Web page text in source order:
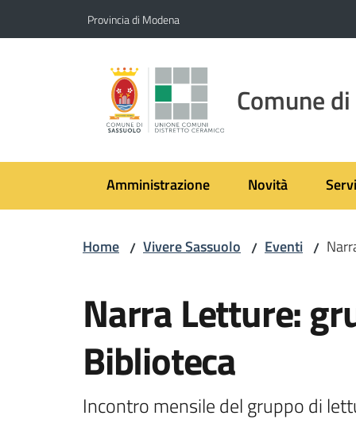
Provincia di Modena
Comune
Amministrazione Novità
Home / Vivere Sassuolo / Eventi /
Narra Letture:
Biblioteca
Incontro mensile del gruppo di